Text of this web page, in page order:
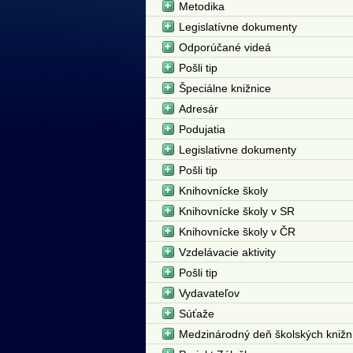
Metodika
Legislatívne dokumenty
Odporúčané videá
Pošli tip
Špeciálne knižnice
Adresár
Podujatia
Legislativne dokumenty
Pošli tip
Knihovnícke školy
Knihovnícke školy v SR
Knihovnícke školy v ČR
Vzdelávacie aktivity
Pošli tip
Vydavateľov
Súťaže
Medzinárodný deň školských